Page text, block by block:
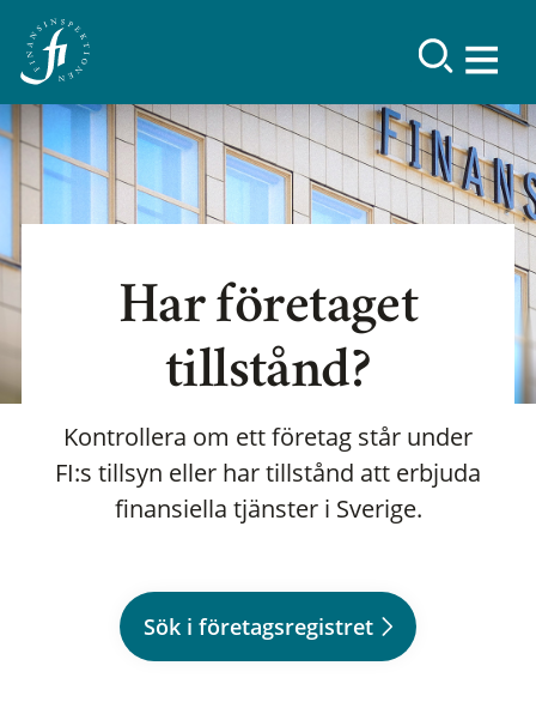
Har företaget
tillstånd?
Kontrollera om ett företag står under
FI:s tillsyn eller har tillstånd att erbjuda
finansiella tjänster i Sverige.
Sök i företagsregistret